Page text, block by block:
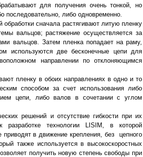
для получения очень тонкой, но
последовательно, либо одновременно.
сначала растягивают литую пленку
вальцов; растяжение осуществляется за
вальцов. Затем пленка попадает на раму,
используются две бесконечные цепи для
направлении по отклоняющимся
пленку в обоих направлениях в одно и то
способом за счет использования либо
цепи, либо валов в сочетании с углом
решений и отсутствие гибкости при их
разработке технологии LISIM, в которой
в движение крепления, без цепного
также используется в высокоскоростных
получить новую степень свободы при